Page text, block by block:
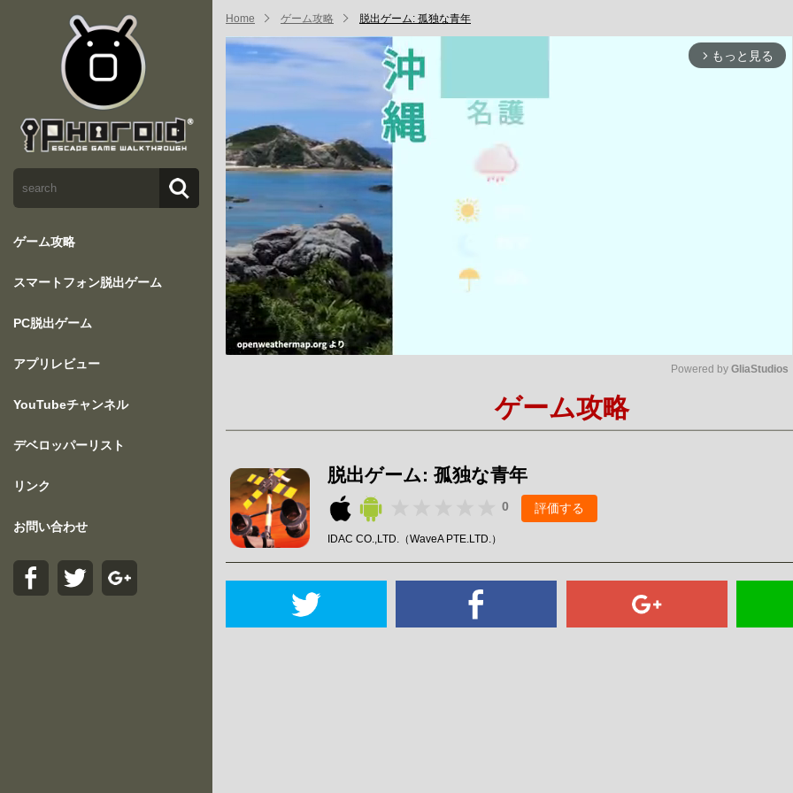
ゲーム攻略
スマートフォン脱出ゲーム
PC脱出ゲーム
アプリレビュー
YouTubeチャンネル
デベロッパーリスト
リンク
お問い合わせ
Home ゲーム攻略 脱出ゲーム: 孤独な青年
arrow_forward_ios もっと見る
Powered by GliaStudios
ゲーム攻略
脱出ゲーム: 孤独な青年
0 評価する
IDAC CO.,LTD.（WaveA PTE.LTD.）